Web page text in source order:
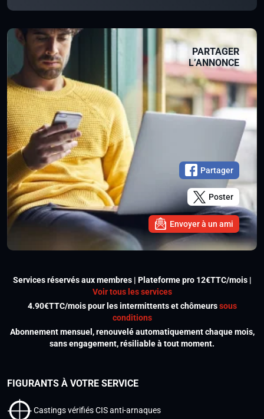
PARTAGER
L’ANNONCE
Partager
Poster
Envoyer à un ami
Services réservés aux membres | Plateforme pro 12€TTC/mois |
Voir tous les services
4.90€TTC/mois pour les intermittents et chômeurssous
conditions
Abonnement mensuel, renouvelé automatiquement chaque mois,
sans engagement, résiliable à tout moment.
FIGURANTS À VOTRE SERVICE
Castings vérifiés CIS anti-arnaques